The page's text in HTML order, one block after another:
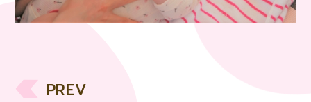
PREV